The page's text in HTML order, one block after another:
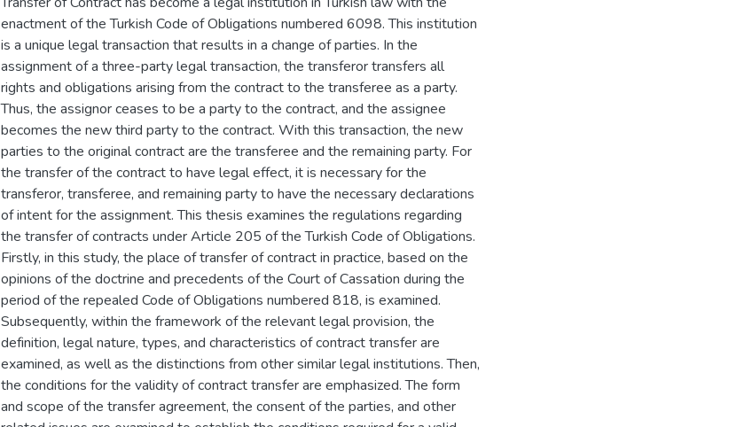
enactment of the Turkish Code of Obligations numbered 6098. This institution
is a unique legal transaction that results in a change of parties. In the
assignment of a three-party legal transaction, the transferor transfers all
rights and obligations arising from the contract to the transferee as a party.
Thus, the assignor ceases to be a party to the contract, and the assignee
becomes the new third party to the contract. With this transaction, the new
parties to the original contract are the transferee and the remaining party. For
the transfer of the contract to have legal effect, it is necessary for the
transferor, transferee, and remaining party to have the necessary declarations
of intent for the assignment. This thesis examines the regulations regarding
the transfer of contracts under Article 205 of the Turkish Code of Obligations.
Firstly, in this study, the place of transfer of contract in practice, based on the
opinions of the doctrine and precedents of the Court of Cassation during the
period of the repealed Code of Obligations numbered 818, is examined.
Subsequently, within the framework of the relevant legal provision, the
definition, legal nature, types, and characteristics of contract transfer are
examined, as well as the distinctions from other similar legal institutions. Then,
the conditions for the validity of contract transfer are emphasized. The form
and scope of the transfer agreement, the consent of the parties, and other